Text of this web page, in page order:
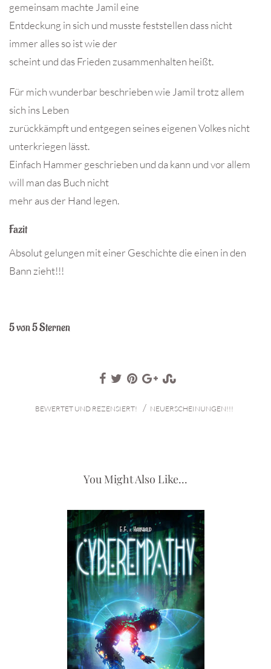
gemeinsam machte Jamil eine
Entdeckung in sich und musste feststellen dass nicht
immer alles so ist wie der
scheint und das Frieden zusammenhalten heißt.
Für mich wunderbar beschrieben wie Jamil trotz allem
sich ins Leben
zurückkämpft und entgegen seines eigenen Volkes nicht
unterkriegen lässt.
Einfach Hammer geschrieben und da kann und vor allem
will man das Buch nicht
mehr aus der Hand legen.
Fazit
Absolut gelungen mit einer Geschichte die einen in den
Bann zieht!!!
5 von 5 Sternen
BEWERTET UND REZENSIERT! / NEUERSCHEINUNGEN!!!
You Might Also Like...